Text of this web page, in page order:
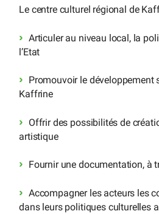
Le centre culturel régional de
Articuler au niveau local, la
l’Etat
Promouvoir le développement
Kaffrine
Offrir des possibilités de
artistique
Fournir une documentation, à
Accompagner les acteurs les
dans leurs politiques culturelles